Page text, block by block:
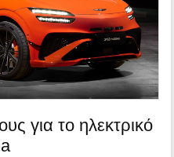
για το ηλεκτρικό